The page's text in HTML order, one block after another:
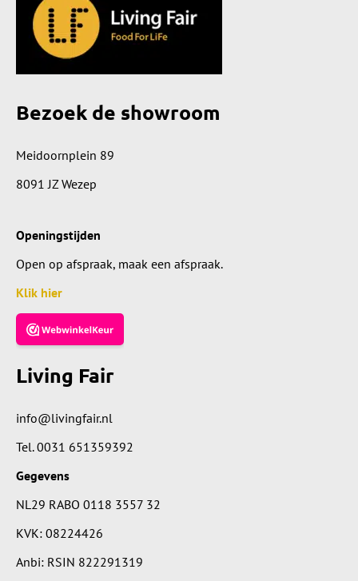
Bezoek de showroom
Meidoornplein 89
8091 JZ Wezep
Openingstijden
Open op afspraak, maak een afspraak.
Klik hier
Living Fair
info@livingfair.nl
Tel.0031 651359392
Gegevens
NL29 RABO 0118 3557 32
KVK: 08224426
Anbi: RSIN 822291319